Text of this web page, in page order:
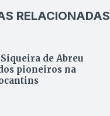
RELACIONADAS
de Abreu
pioneiros na